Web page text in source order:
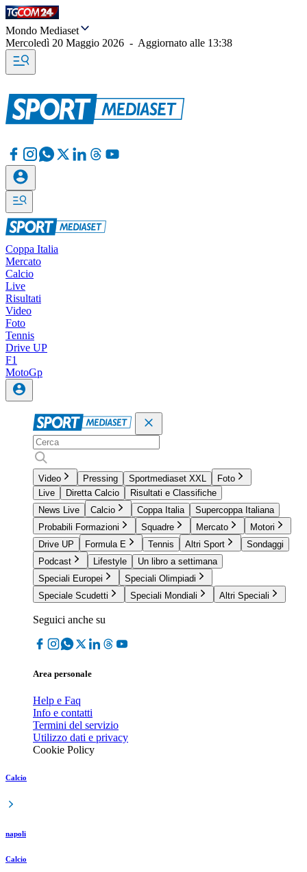
Mondo Mediaset
Mercoledì 20 Maggio 2026 - Aggiornato alle 13:38
Coppa Italia
Mercato
Calcio
Live
Risultati
Video
Foto
Tennis
Drive UP
F1
MotoGp
Video Pressing Sportmediaset XXL
Foto
Live
Diretta Calcio
Risultati e Classifiche
News Live
Calcio Coppa Italia
Supercoppa Italiana
Probabili Formazioni
Squadre Mercato
Motori
Drive UP
Formula E Tennis Altri Sport
Sondaggi
Podcast
Lifestyle
Un libro a settimana
Speciali Europei
Speciali Olimpiadi
Speciale Scudetti
Speciali Mondiali Altri Speciali
Seguici anche su
Area personale
Help e Faq
Info e contatti
Termini del servizio
Utilizzo dati e privacy
Cookie Policy
Calcio
napoli
Calcio